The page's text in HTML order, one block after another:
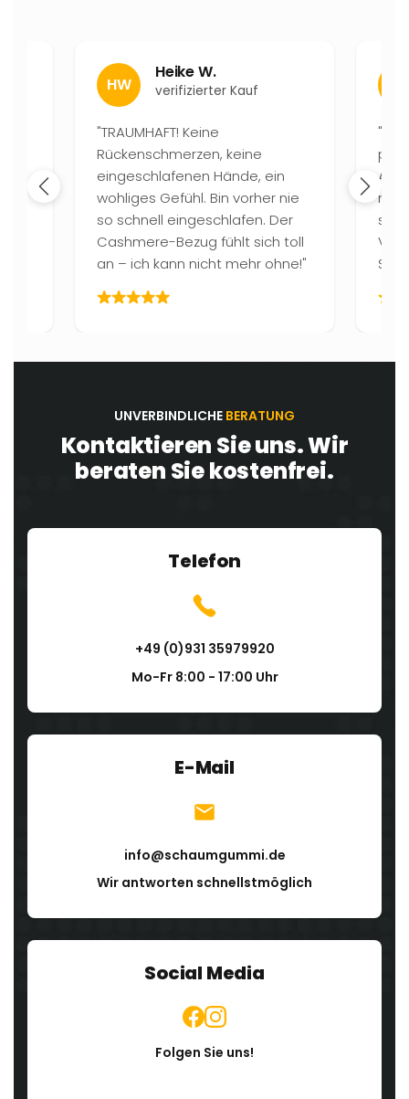
HW
Heike W.
verifizierter Kauf
"TRAUMHAFT! Keine
Rückenschmerzen, keine
eingeschlafenen Hände, ein
wohliges Gefühl. Bin vorher nie
so schnell eingeschlafen. Der
Cashmere-Bezug fühlt sich toll
an – ich kann nicht mehr ohne!"
"6
Auf
UNVERBINDLICHE BERATUNG
Kontaktieren Sie uns. Wir
beraten Sie kostenfrei.
Telefon
+49 (0)931 35979920
Mo-Fr 8:00 - 17:00 Uhr
E-Mail
info@schaumgummi.de
Wir antworten schnellstmöglich
Social Media
Folgen Sie uns!